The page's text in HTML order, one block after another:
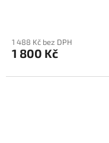
1 488 Kč bez DPH
1 800 Kč